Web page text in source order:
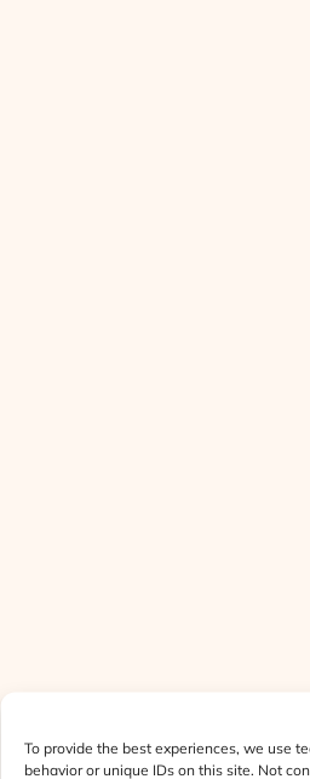
To provide the best experiences, we use
behavior or unique IDs on this site. Not